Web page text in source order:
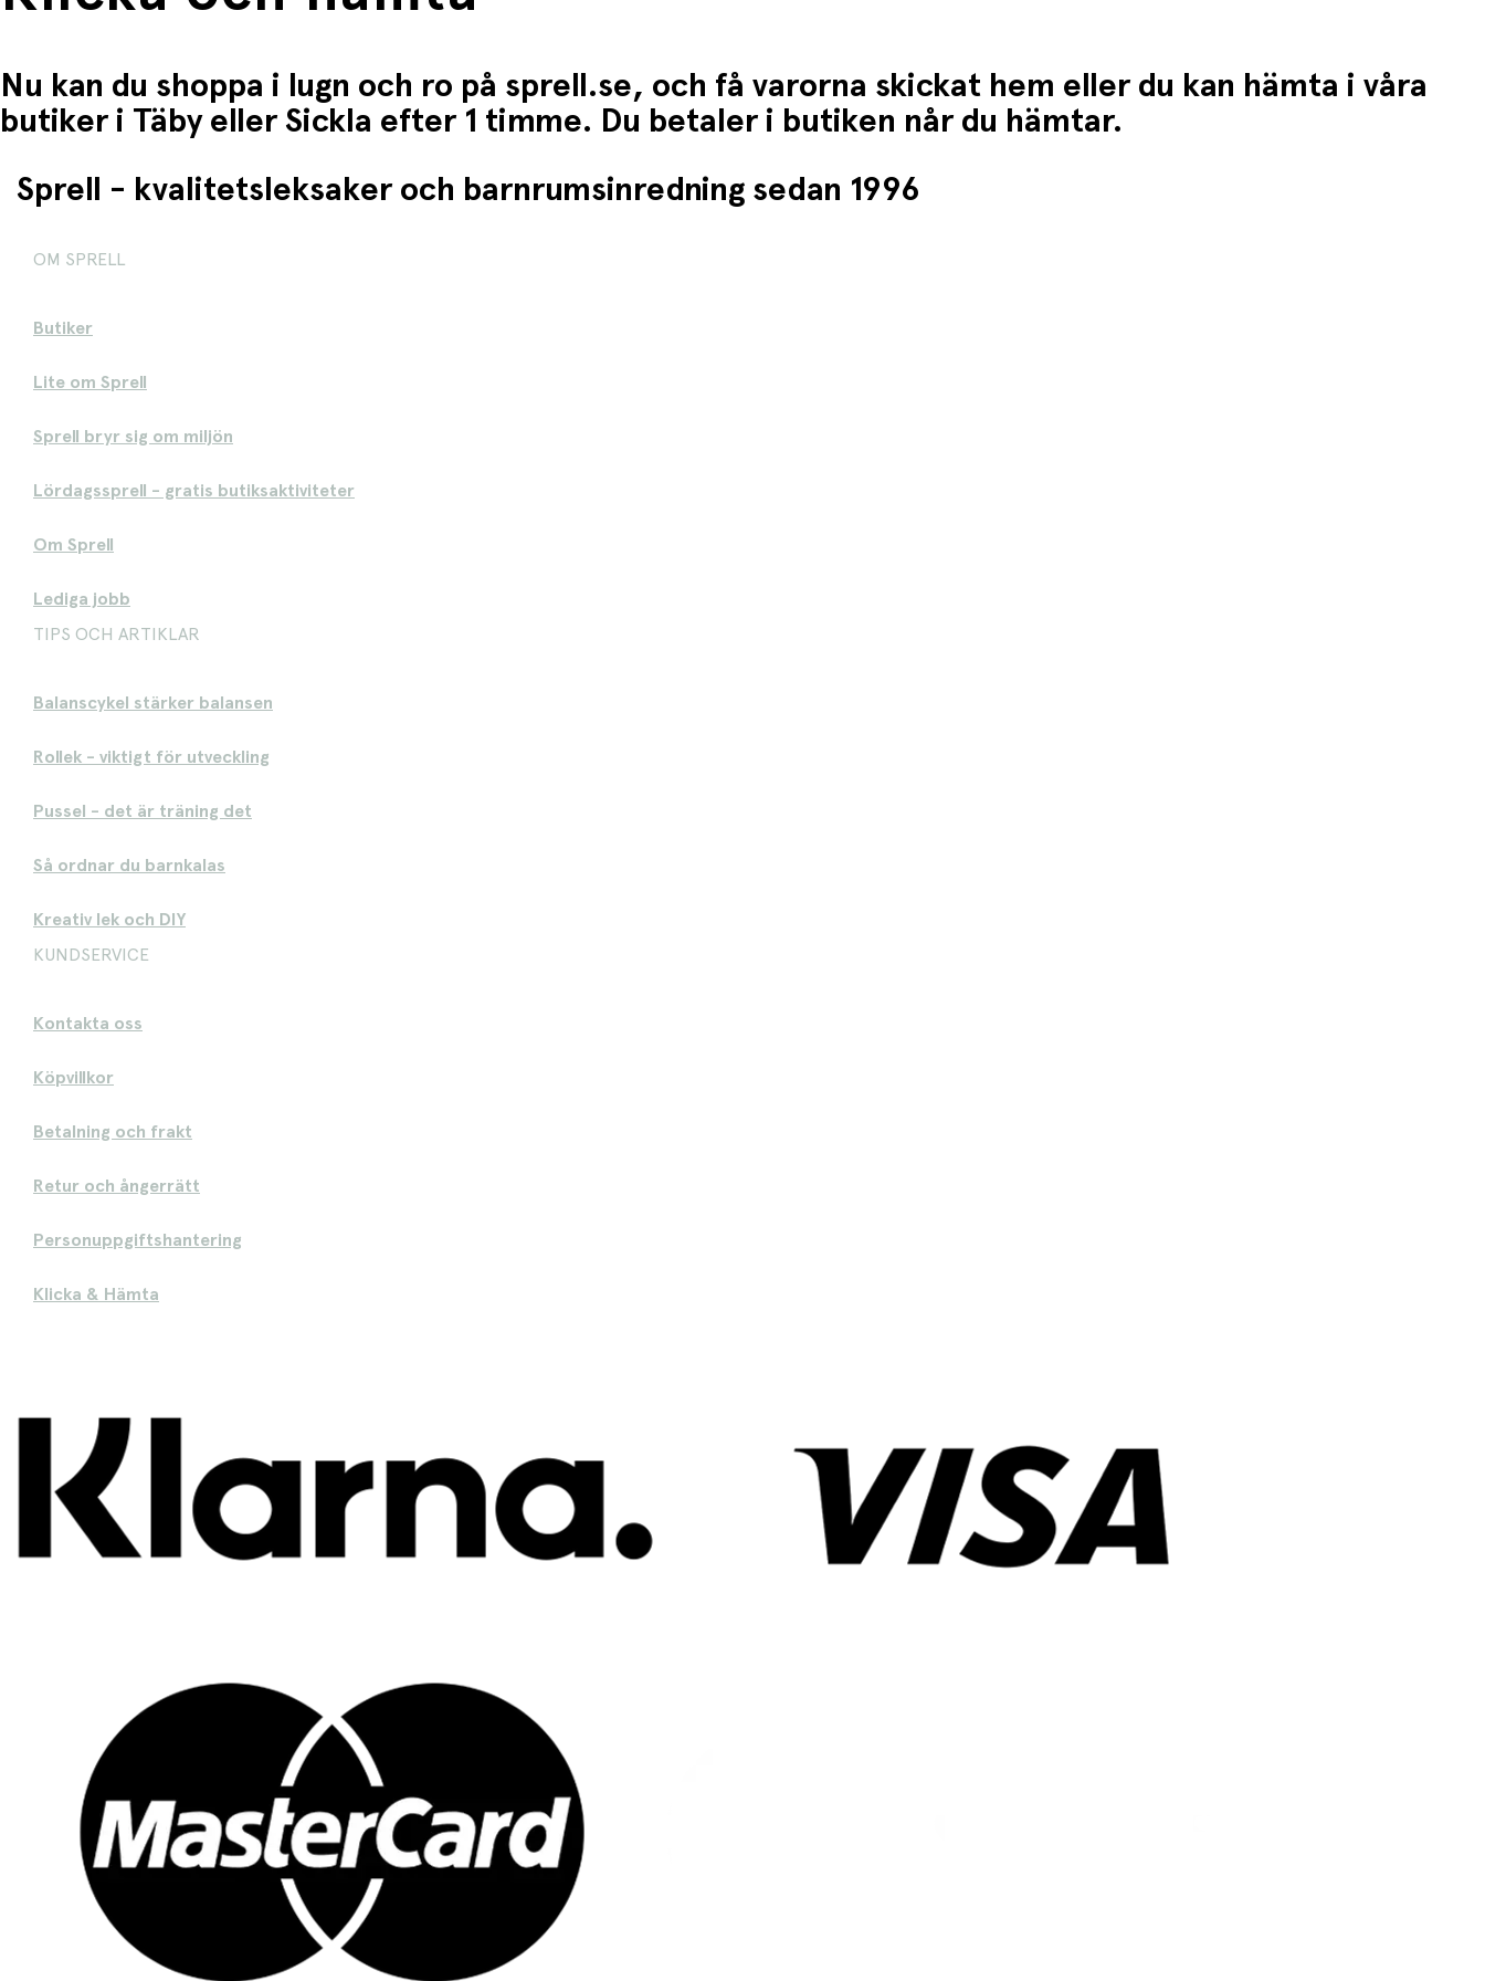
Nu kan du shoppa i lugn och ro på sprell.se, och få varorna skickat hem eller du kan hämta i våra
butiker i Täby eller Sickla efter 1 timme. Du betaler i butiken når du hämtar.
Sprell - kvalitetsleksaker och barnrumsinredning sedan 1996
OM SPRELL
Butiker
Lite om Sprell
Sprell bryr sig om miljön
Lördagssprell - gratis butiksaktiviteter
Om Sprell
Lediga jobb
TIPS OCH ARTIKLAR
Balanscykel stärker balansen
Rollek - viktigt för utveckling
Pussel - det är träning det
Så ordnar du barnkalas
Kreativ lek och DIY
KUNDSERVICE
Kontakta oss
Köpvillkor
Betalning och frakt
Retur och ångerrätt
Personuppgiftshantering
Klicka & Hämta